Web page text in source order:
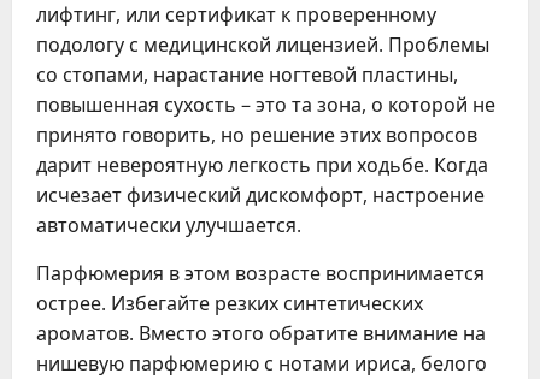
лифтинг, или сертификат к проверенному
подологу с медицинской лицензией. Проблемы
со стопами, нарастание ногтевой пластины,
повышенная сухость – это та зона, о которой не
принято говорить, но решение этих вопросов
дарит невероятную легкость при ходьбе. Когда
исчезает физический дискомфорт, настроение
автоматически улучшается.
Парфюмерия в этом возрасте воспринимается
острее. Избегайте резких синтетических
ароматов. Вместо этого обратите внимание на
нишевую парфюмерию с нотами ириса, белого